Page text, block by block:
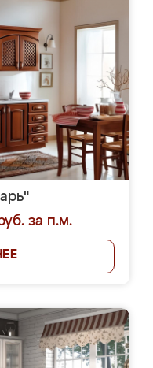
за п.м.